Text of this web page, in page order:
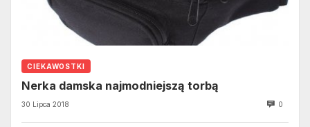
CIEKAWOSTKI
Nerka damska najmodniejszą torbą
30 Lipca 2018 0